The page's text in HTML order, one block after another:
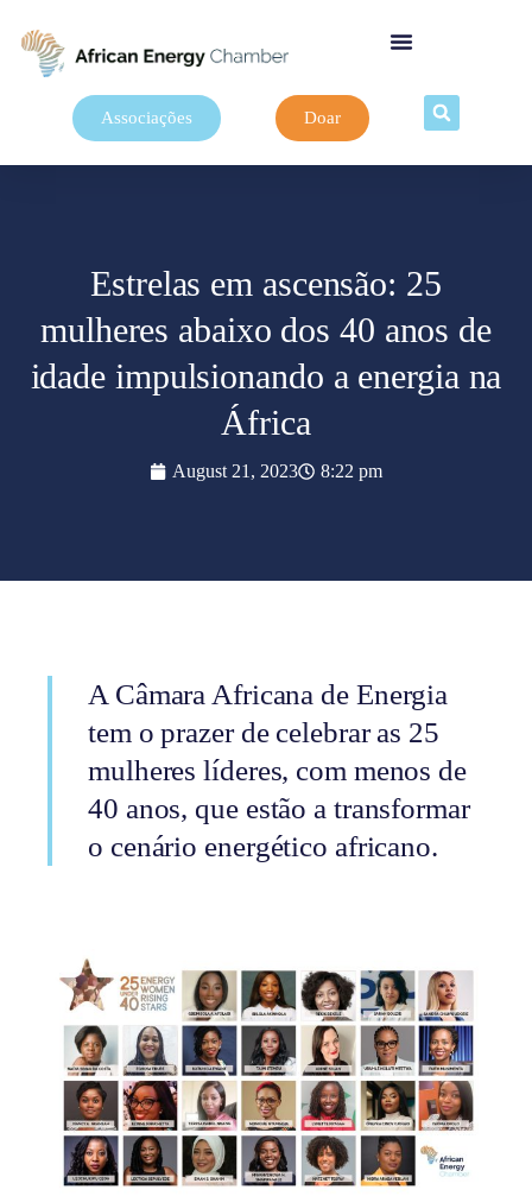
Associações Doar
Estrelas em ascensão: 25
mulheres abaixo dos 40 anos de
idade impulsionando a energia na
África
August 21, 2023 8:22 pm
A Câmara Africana de Energia
tem o prazer de celebrar as 25
mulheres líderes, com menos de
40 anos, que estão a transformar
o cenário energético africano.